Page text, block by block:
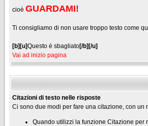
cioè GUARDAMI!
Ti consigliamo di non usare troppo testo come
[b][u]Questo è sbagliato[/b][/u]
Vai ad inizio pagina
Citazioni di testo nelle risposte
Ci sono due modi per fare una citazione, con un
Quando utilizzi la funzione Citazione per